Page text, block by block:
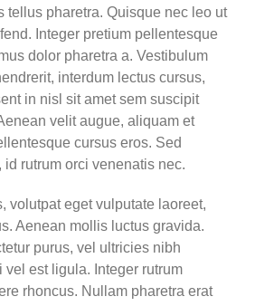
tellus pharetra. Quisque nec leo ut
Integer pretium pellentesque
dolor pharetra a. Vestibulum
interdum lectus cursus,
in nisl sit amet sem suscipit
velit augue, aliquam et
cursus eros. Sed
rutrum orci venenatis nec.
volutpat eget vulputate laoreet,
Aenean mollis luctus gravida.
purus, vel ultricies nibh
vel est ligula. Integer rutrum
rhoncus. Nullam pharetra erat